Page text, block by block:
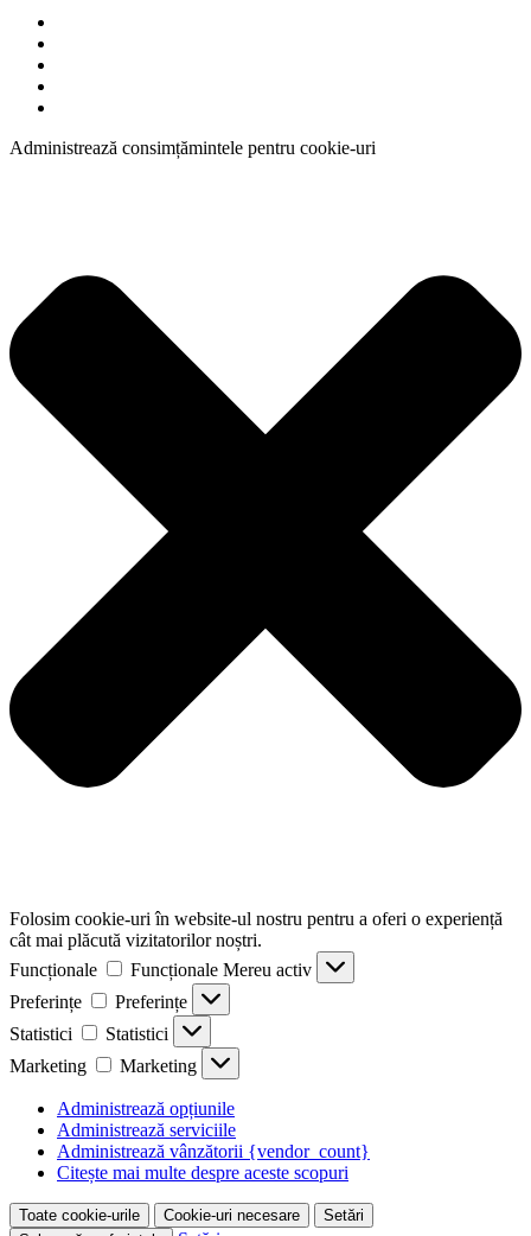
Administrează consimțămintele pentru cookie-uri
Folosim cookie-uri în website-ul nostru pentru a oferi o experiență
cât mai plăcută vizitatorilor noștri.
Funcționale
Funcționale Mereu activ
Preferințe
Preferințe
Statistici
Statistici
Marketing
Marketing
Administrează opțiunile
Administrează serviciile
Administrează vânzătorii {vendor_count}
Citește mai multe despre aceste scopuri
Toate cookie-urile Cookie-uri necesare
Setări